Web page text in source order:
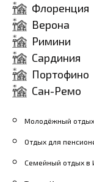
Флоренция
Верона
Римини
Сардиния
Портофино
Сан-Ремо
Молодёжный
Отдых для
Семейный отдых в